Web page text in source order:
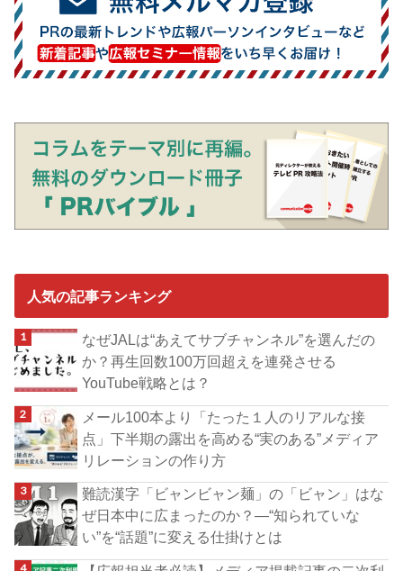
人気の記事ランキング
なぜJALは“あえてサブチャンネル”を選んだの
か？再生回数100万回超えを連発させる
YouTube戦略とは？
メール100本より「たった１人のリアルな接
点」下半期の露出を高める“実のある”メディア
リレーションの作り方
難読漢字「ビャンビャン麺」の「ビャン」はな
ぜ日本中に広まったのか？―“知られていな
い”を“話題”に変える仕掛けとは